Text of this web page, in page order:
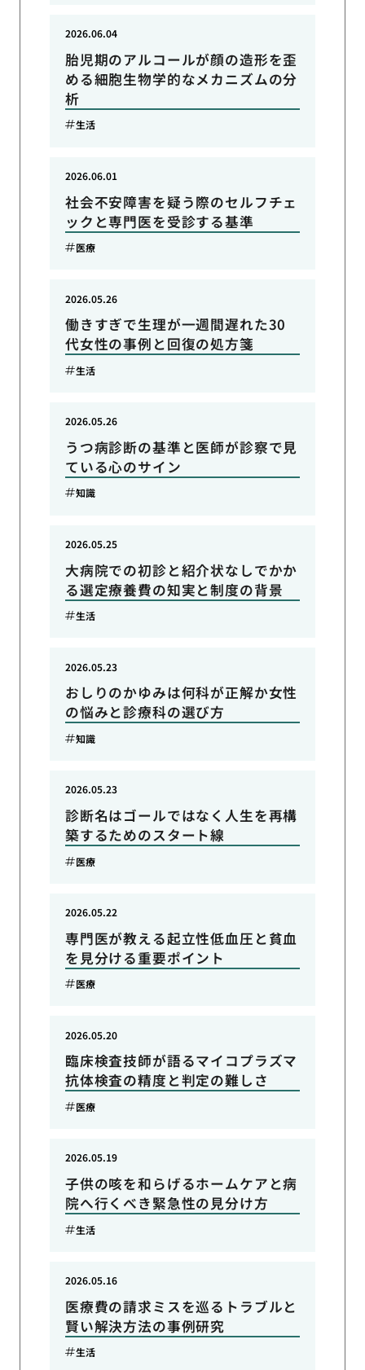
胎児期のアルコールが顔の造形を歪
める細胞生物学的なメカニズムの分
析
2026.06.04
生活
社会不安障害を疑う際のセルフチェ
ックと専門医を受診する基準
2026.06.01
医療
働きすぎで生理が一週間遅れた30
代女性の事例と回復の処方箋
2026.05.26
生活
うつ病診断の基準と医師が診察で見
ている心のサイン
2026.05.26
知識
大病院での初診と紹介状なしでかか
る選定療養費の知実と制度の背景
2026.05.25
生活
おしりのかゆみは何科が正解か女性
の悩みと診療科の選び方
2026.05.23
知識
診断名はゴールではなく人生を再構
築するためのスタート線
2026.05.23
医療
専門医が教える起立性低血圧と貧血
を見分ける重要ポイント
2026.05.22
医療
臨床検査技師が語るマイコプラズマ
抗体検査の精度と判定の難しさ
2026.05.20
医療
子供の咳を和らげるホームケアと病
院へ行くべき緊急性の見分け方
2026.05.19
生活
医療費の請求ミスを巡るトラブルと
賢い解決方法の事例研究
2026.05.16
生活